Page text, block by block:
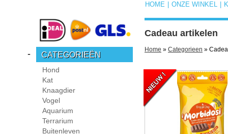
ONZE WINKEL
HOME
CATEGORIEËN
-
Hond
Kat
Knaagdier
Vogel
Aquarium
Terrarium
Buitenleven
Cadeau artikelen
Home » Categorieen »